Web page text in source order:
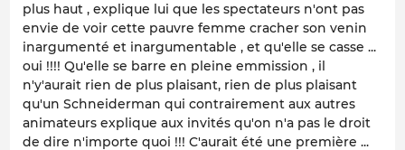
plus haut , explique lui que les spectateurs n'ont pas
envie de voir cette pauvre femme cracher son venin
inargumenté et inargumentable , et qu'elle se casse ...
oui !!!! Qu'elle se barre en pleine emmission , il
n'y'aurait rien de plus plaisant, rien de plus plaisant
qu'un Schneiderman qui contrairement aux autres
animateurs explique aux invités qu'on n'a pas le droit
de dire n'importe quoi !!! C'aurait été une première ...